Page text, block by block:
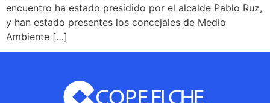
encuentro ha estado presidido por el alcalde Pablo Ruz,
y han estado presentes los concejales de Medio
Ambiente […]